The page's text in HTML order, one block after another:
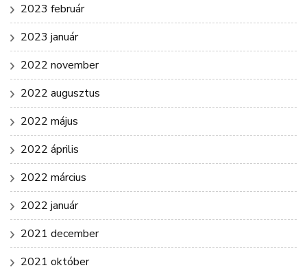
2023 február
2023 január
2022 november
2022 augusztus
2022 május
2022 április
2022 március
2022 január
2021 december
2021 október